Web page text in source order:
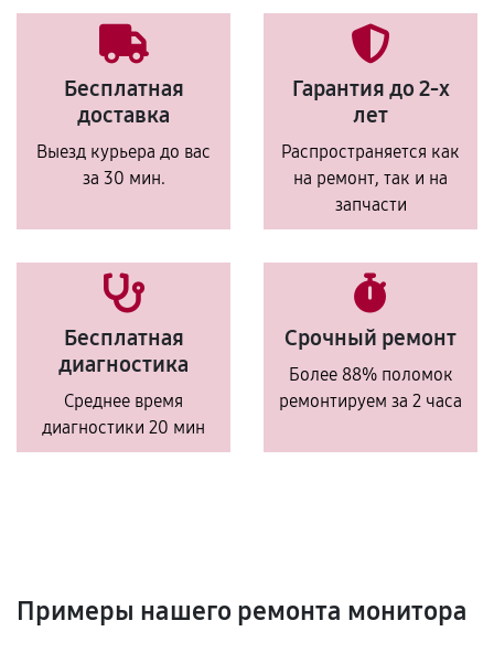
Бесплатная
доставка
Выезд курьера до вас
за 30 мин.
Гарантия до 2-х
лет
Распространяется как
на ремонт, так и на
запчасти
Бесплатная
диагностика
Среднее время
диагностики 20 мин
Срочный ремонт
Более 88% поломок
ремонтируем за 2 часа
Примеры нашего ремонта монитора